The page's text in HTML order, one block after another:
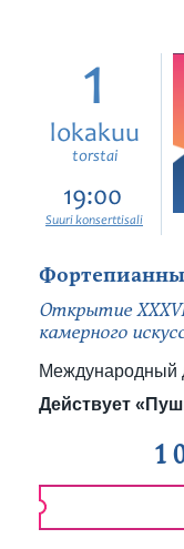
1
lokakuu
torstai
19:00
Suuri konserttisali
Открытие
камерного
Международный
Действует
1